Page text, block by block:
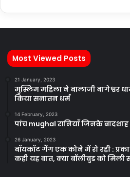
Most Viewed Posts
21 January, 2023
मुस्लिम महिला ने बालाजी बागेश्वर
किया सनातन धर्म
14 February, 2023
पांच mughal रानियाँ जिनके
26 January, 2023
बॉयकॉट गैंग एक कोने में रो रही :
कही यह बात, क्या बॉलीवुड को मिली